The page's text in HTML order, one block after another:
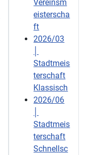
Vereinsm
eisterscha
ft
2026/03
Stadtmeis
terschaft
Klassisch
2026/06
Stadtmeis
terschaft
Schnellsc